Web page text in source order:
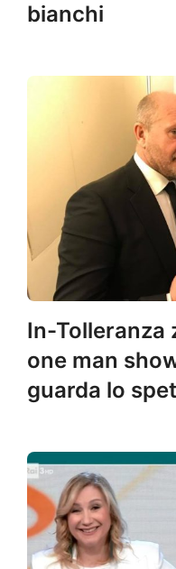
bianchi
In-Tolleranza
one man
guarda lo